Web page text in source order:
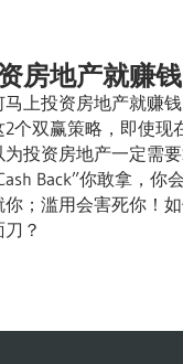
房地产就赚
马上投资房地产就赚
2个双赢策略，即使现
为投资房地产一定需
Back”你敢拿，你
你；滥用会害死你！
？